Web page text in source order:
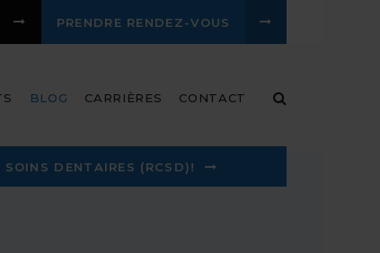
PRENDRE RENDEZ-VOUS
BLOG CARRIÈRES CONTACT
DENTAIRES (RCSD)!